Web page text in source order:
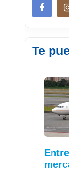
Te